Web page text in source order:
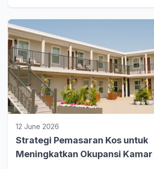
12 June 2026
Strategi Pemasaran Kos untuk
Meningkatkan Okupansi Kamar